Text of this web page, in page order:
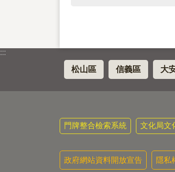
:::
松山區 信義區 大
門牌整合檢索系統 文化局文
政府網站資料開放宣告 隱私